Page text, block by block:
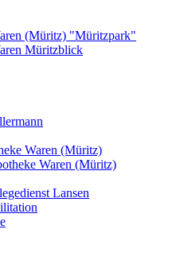
(Müritz) "Müritzpark"
Müritzblick
Waren (Müritz)
Waren (Müritz)
Lansen